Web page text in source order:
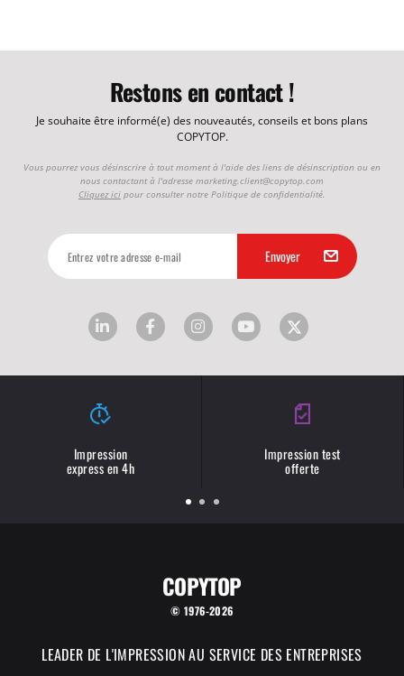
Restons en contact !
Je souhaite être informé(e) des nouveautés, conseils et bons plans
COPYTOP.
Vous pourrez vous désinscrire à tout moment à l'aide des liens de désinscription ou en
nous contactant à l'adresse marketing.client@copytop.com
Cliquez ici pour consulter notre Politique de confidentialité.
Impression
express en 4h
Impression test
offerte
COPYTOP
© 1976-2026
LEADER DE L'IMPRESSION AU SERVICE DES ENTREPRISES